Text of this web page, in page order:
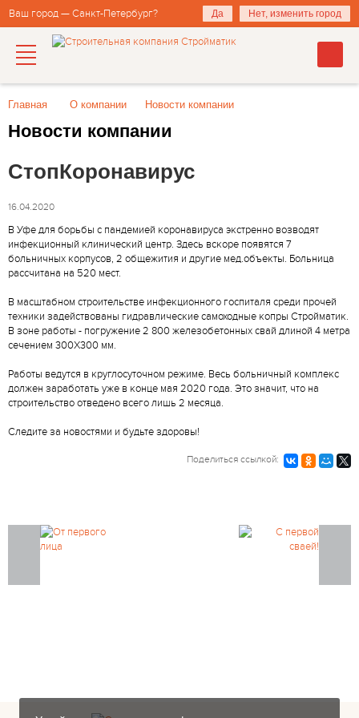
Ваш город — Санкт-Петербург? Да Нет, изменить город
Главная О компании Новости компании
Новости компании
СтопКоронавирус
16.04.2020
В Уфе для борьбы с пандемией коронавируса экстренно возводят
инфекционный клинический центр. Здесь вскоре появятся 7
больничных корпусов, 2 общежития и другие мед.объекты. Больница
рассчитана на 520 мест.
В масштабном строительстве инфекционного госпиталя среди прочей
техники задействованы гидравлические самоходные копры Стройматик.
В зоне работы - погружение 2 800 железобетонных свай длиной 4 метра
сечением 300Х300 мм.
Работы ведутся в круглосуточном режиме. Весь больничный комплекс
должен заработать уже в конце мая 2020 года. Это значит, что на
строительство отведено всего лишь 2 месяца.
Следите за новостями и будьте здоровы!
Поделиться ссылкой: